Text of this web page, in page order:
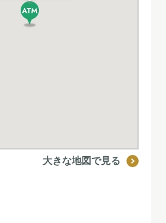
大きな地図で見る